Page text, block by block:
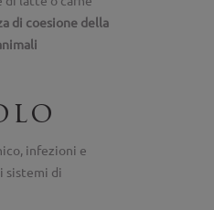
di coesione della
infezioni e
sistemi di